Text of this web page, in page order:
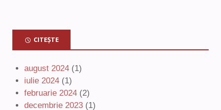
CITEȘTE
august 2024 (1)
iulie 2024 (1)
februarie 2024 (2)
decembrie 2023 (1)